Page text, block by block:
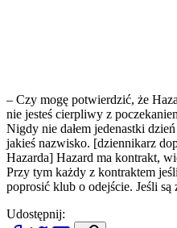
– Czy mogę potwierdzić, że
nie jesteś cierpliwy z
Nigdy nie dałem jedenastki
jakieś nazwisko. [dziennikarz
Hazarda] Hazard ma kontrakt,
Przy tym każdy z kontraktem
poprosić klub o odejście. Jeśli
Udostępnij: